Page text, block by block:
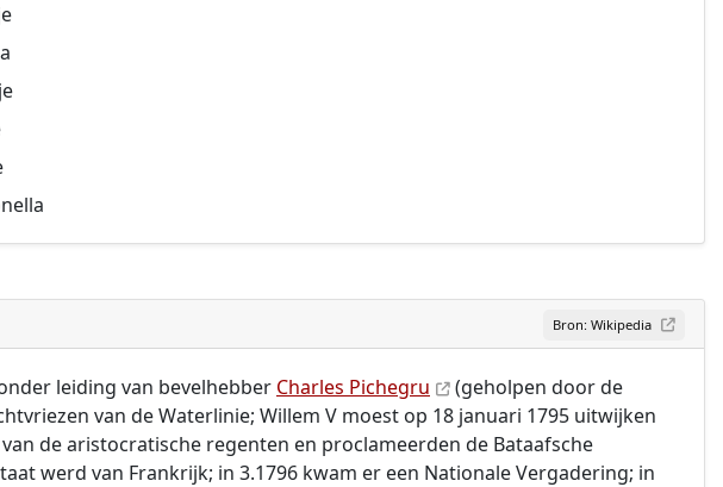
Bron: Wikipedia
leiding van bevelhebber Charles Pichegru
(geholpen door de
van de Waterlinie; Willem V moest op 18 januari 1795 uitwijken
de aristocratische regenten en proclameerden de Bataafsche
werd van Frankrijk; in 3.1796 kwam er een Nationale Vergadering; in